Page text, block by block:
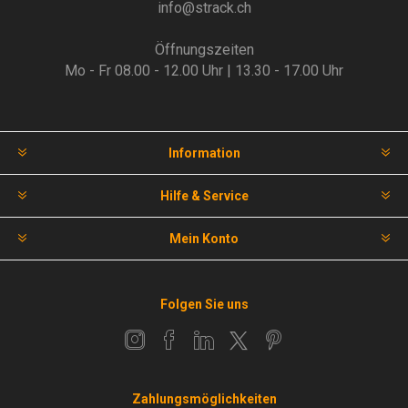
info@strack.ch
Öffnungszeiten
Mo - Fr 08.00 - 12.00 Uhr | 13.30 - 17.00 Uhr
Information
Hilfe & Service
Mein Konto
Folgen Sie uns
Zahlungsmöglichkeiten